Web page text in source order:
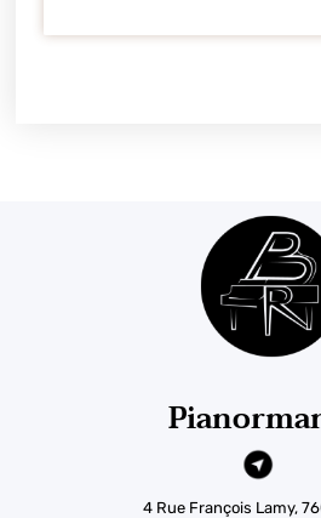
4 Rue François Lamy,